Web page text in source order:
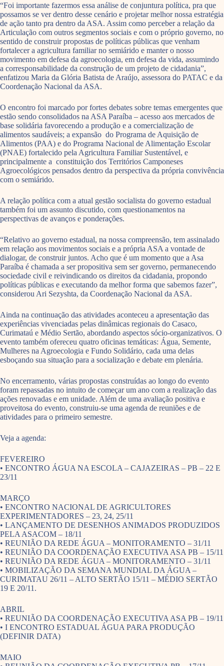
“Foi importante fazermos essa análise de conjuntura política, pra que
possamos se ver dentro desse cenário e projetar melhor nossa estratégia
de ação tanto pra dentro da ASA. Assim como perceber a relação da
Articulação com outros segmentos sociais e com o próprio governo, no
sentido de construir propostas de políticas públicas que venham
fortalecer a agricultura familiar no semiárido e manter o nosso
movimento em defesa da agroecologia, em defesa da vida, assumindo
a corresponsabilidade da construção de um projeto de cidadania”,
enfatizou Maria da Glória Batista de Araújo, assessora do PATAC e da
Coordenação Nacional da ASA.
O encontro foi marcado por fortes debates sobre temas emergentes que
estão sendo consolidados na ASA Paraíba – acesso aos mercados de
base solidária favorecendo a produção e a comercialização de
alimentos saudáveis; a expansão do Programa de Aquisição de
Alimentos (PAA) e do Programa Nacional de Alimentação Escolar
(PNAE) fortalecido pela Agricultura Familiar Sustentável, e
principalmente a constituição dos Territórios Camponeses
Agroecológicos pensados dentro da perspectiva da própria convivência
com o semiárido.
A relação política com a atual gestão socialista do governo estadual
também foi um assunto discutido, com questionamentos na
perspectivas de avanços e ponderações.
“Relativo ao governo estadual, na nossa compreensão, tem assinalado
em relação aos movimentos sociais e a própria ASA a vontade de
dialogar, de construir juntos. Acho que é um momento que a Asa
Paraíba é chamada a ser propositiva sem ser governo, permanecendo
sociedade civil e reivindicando os direitos da cidadania, propondo
políticas públicas e executando da melhor forma que sabemos fazer”,
considerou Ari Sezyshta, da Coordenação Nacional da ASA.
Ainda na continuação das atividades aconteceu a apresentação das
experiências vivenciadas pelas dinâmicas regionais do Casaco,
Curimataú e Médio Sertão, abordando aspectos sócio-organizativos. O
evento também ofereceu quatro oficinas temáticas: Água, Semente,
Mulheres na Agroecologia e Fundo Solidário, cada uma delas
esboçando sua situação para a socialização e debate em plenária.
No encerramento, várias propostas construídas ao longo do evento
foram repassadas no intuito de começar um ano com a realização das
ações renovadas e em unidade. Além de uma avaliação positiva e
proveitosa do evento, construiu-se uma agenda de reuniões e de
atividades para o primeiro semestre.
Veja a agenda:
FEVEREIRO
• ENCONTRO ÁGUA NA ESCOLA – CAJAZEIRAS – PB – 22 E
23/11
MARÇO
• ENCONTRO NACIONAL DE AGRICULTORES
EXPERIMENTADORES – 23, 24, 25/11
• LANÇAMENTO DE DESENHOS ANIMADOS PRODUZIDOS
PELA ASACOM – 18/11
• REUNIÃO DA REDE ÁGUA – MONITORAMENTO – 31/11
• REUNIÃO DA COORDENAÇÃO EXECUTIVA ASA PB – 15/11
• REUNIÃO DA REDE ÁGUA – MONITORAMENTO – 31/11
• MOBILIZAÇÃO DA SEMANA MUNDIAL DA ÁGUA –
CURIMATAU 26/11 – ALTO SERTÃO 15/11 – MÉDIO SERTÃO
19 E 20/11.
ABRIL
• REUNIÃO DA COORDENAÇÃO EXECUTIVA ASA PB – 19/11
• I ENCONTRO ESTADUAL ÁGUA PARA PRODUÇÃO
(DEFINIR DATA)
MAIO